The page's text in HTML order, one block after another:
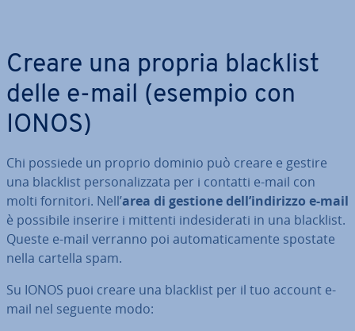
Creare una propria blacklist
delle e-mail (esempio con
IONOS)
Chi possiede un proprio dominio può creare e gestire
una blacklist per­so­na­liz­za­ta per i contatti e-mail con
molti fornitori. Nell’area di gestione dell’indirizzo e-mail
è possibile inserire i mittenti in­de­si­de­ra­ti in una blacklist.
Queste e-mail verranno poi au­to­ma­ti­ca­men­te spostate
nella cartella spam.
Su IONOS puoi creare una blacklist per il tuo account e-
mail nel seguente modo: